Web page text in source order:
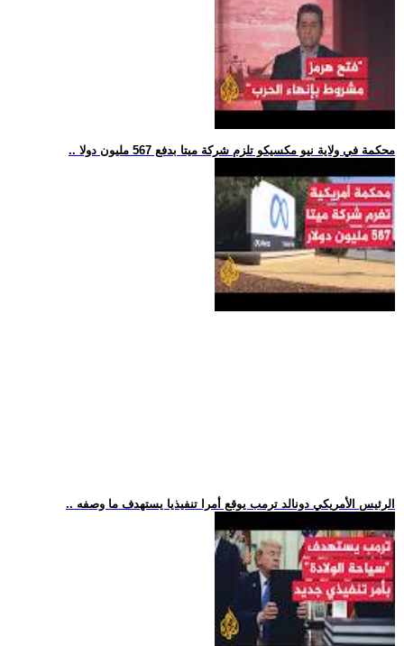
.. محكمة في ولاية نيو مكسيكو تلزم شركة ميتا بدفع 567 مليون دولا
.. الرئيس الأمريكي دونالد ترمب يوقع أمرا تنفيذيا يستهدف ما وصفه